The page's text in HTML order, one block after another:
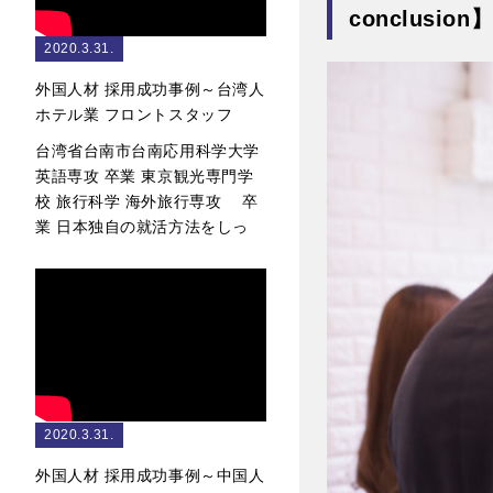
2020.3.31.
外国人材 採用成功事例～台湾人
ホテル業 フロントスタッフ
台湾省台南市台南応用科学大学
英語専攻 卒業 東京観光専門学
校 旅行科学 海外旅行専攻 卒
業 日本独自の就活方法をしっ
2020.3.31.
外国人材 採用成功事例～中国人
conclusion】